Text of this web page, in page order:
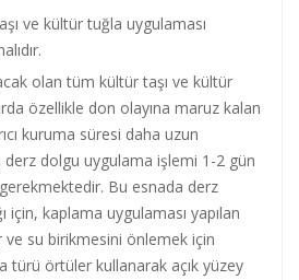
ve kültür tuğla uygulaması
olan tüm kültür taşı ve kültür
özellikle don olayına maruz kalan
kuruma süresi daha uzun
derz dolgu uygulama işlemi 1-2 gün
Bu esnada derz
için, kaplama uygulaması yapılan
ve su birikmesini önlemek için
türü örtüler kullanarak açık yüzey